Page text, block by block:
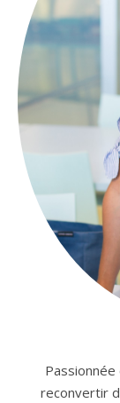
reconvertir